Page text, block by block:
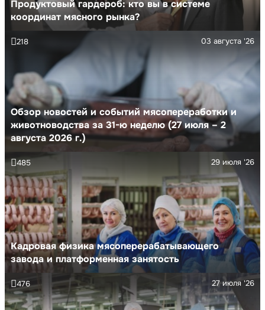
Продуктовый гардероб: кто вы в системе
координат мясного рынка?
Обзор новостей и событий мясопереработки и
животноводства за 31-ю неделю (27 июля – 2
августа 2026 г.)
03 августа '26
218
Кадровая физика мясоперерабатывающего
завода и платформенная занятость
29 июля '26
485
27 июля '26
476